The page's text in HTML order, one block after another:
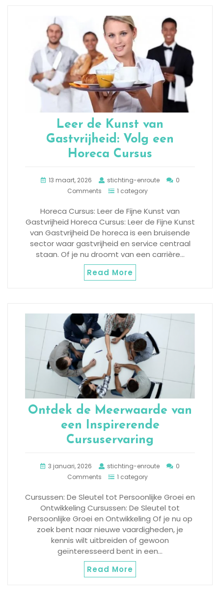
Leer de Kunst van
Gastvrijheid: Volg een
Horeca Cursus
13 maart, 2026 stichting-enroute
0
Comments
1 category
Horeca Cursus: Leer de Fijne Kunst van
Gastvrijheid Horeca Cursus: Leer de Fijne Kunst
van Gastvrijheid De horeca is een bruisende
sector waar gastvrijheid en service centraal
staan. Of je nu droomt van een carrière…
Read More
Ontdek de Meerwaarde van
een Inspirerende
Cursuservaring
3 januari, 2026 stichting-enroute
0
Comments
1 category
Cursussen: De Sleutel tot Persoonlijke Groei en
Ontwikkeling Cursussen: De Sleutel tot
Persoonlijke Groei en Ontwikkeling Of je nu op
zoek bent naar nieuwe vaardigheden, je
kennis wilt uitbreiden of gewoon
geïnteresseerd bent in een…
Read More